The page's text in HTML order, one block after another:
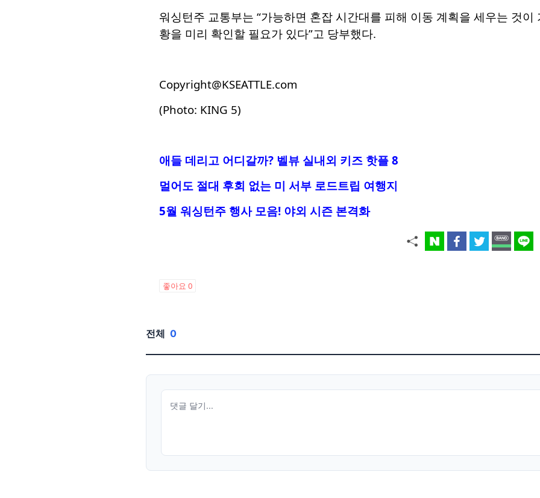
워싱턴주 교통부는 “가능하면 혼잡 시간대를 피해 이동 계획을 세우는 것
황을 미리 확인할 필요가 있다”고 당부했다.
Copyright@KSEATTLE.com
(Photo: KING 5)
애들 데리고 어디갈까? 벨뷰 실내외 키즈 핫플 8
멀어도 절대 후회 없는 미 서부 로드트립 여행지
5월 워싱턴주 행사 모음! 야외 시즌 본격화
좋아요 0
전체 0